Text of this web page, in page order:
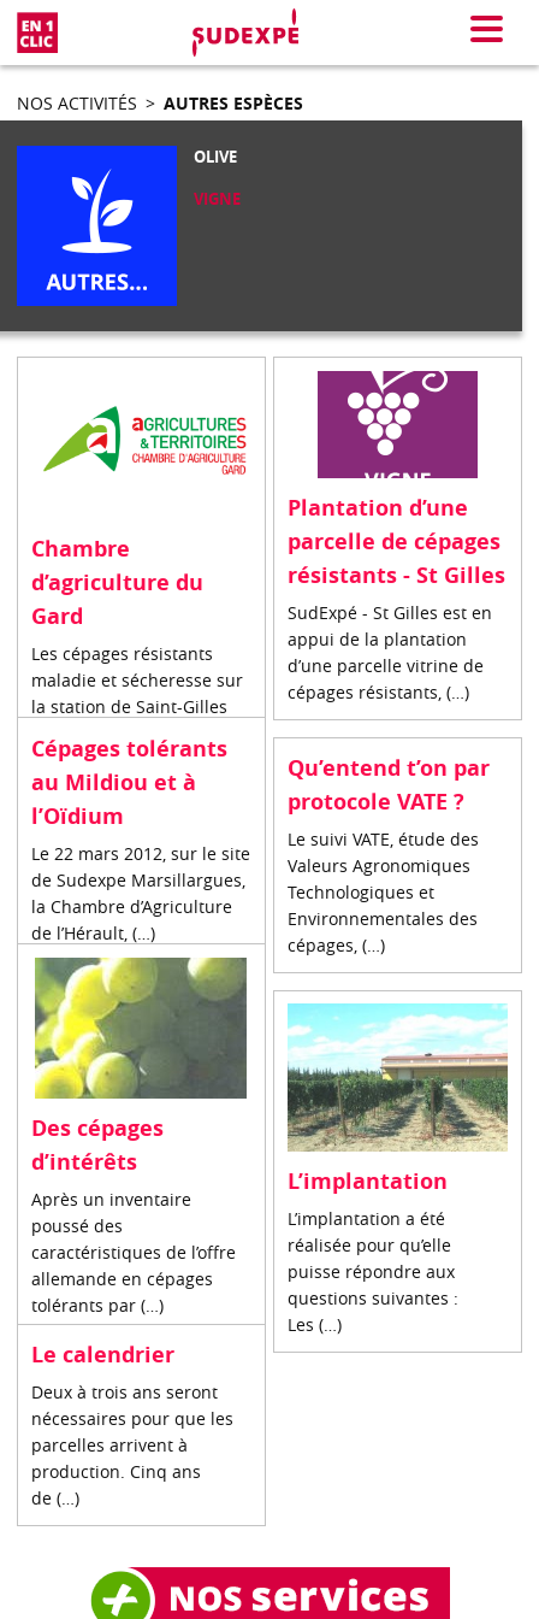
Menu
NOS ACTIVITÉS > AUTRES ESPÈCES
OLIVE
VIGNE
Chambre
d’agriculture du
Gard
Les cépages résistants
maladie et sécheresse sur
la station de Saint-Gilles
Plantation d’une
parcelle de cépages
résistants - St Gilles
SudExpé - St Gilles est en
appui de la plantation
d’une parcelle vitrine de
cépages résistants, (…)
Cépages tolérants
au Mildiou et à
l’Oïdium
Le 22 mars 2012, sur le site
de Sudexpe Marsillargues,
la Chambre d’Agriculture
de l’Hérault, (…)
Qu’entend t’on par
protocole VATE ?
Le suivi VATE, étude des
Valeurs Agronomiques
Technologiques et
Environnementales des
cépages, (…)
Des cépages
d’intérêts
Après un inventaire
poussé des
caractéristiques de l’offre
allemande en cépages
tolérants par (…)
L’implantation
L’implantation a été
réalisée pour qu’elle
puisse répondre aux
questions suivantes :
Les (…)
Le calendrier
Deux à trois ans seront
nécessaires pour que les
parcelles arrivent à
production. Cinq ans
de (…)